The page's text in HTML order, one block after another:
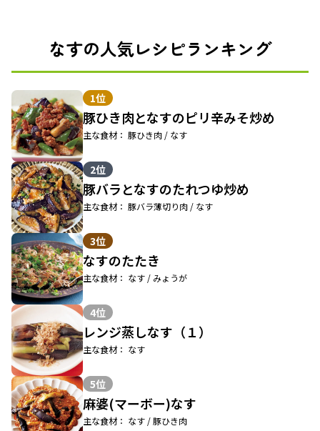
なすの人気レシピランキング
1位
豚ひき肉となすのピリ辛みそ炒め
主な食材： 豚ひき肉 / なす
2位
豚バラとなすのたれつゆ炒め
主な食材： 豚バラ薄切り肉 / なす
3位
なすのたたき
主な食材： なす / みょうが
4位
レンジ蒸しなす（１）
主な食材： なす
5位
麻婆(マーボー)なす
主な食材： なす / 豚ひき肉